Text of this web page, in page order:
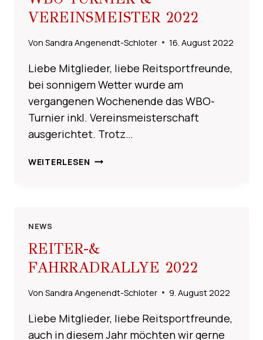
VEREINSMEISTER 2022
Von Sandra Angenendt-Schloter 16. August 2022
Liebe Mitglieder, liebe Reitsportfreunde,
bei sonnigem Wetter wurde am
vergangenen Wochenende das WBO-
Turnier inkl. Vereinsmeisterschaft
ausgerichtet. Trotz…
WEITERLESEN WBO
NEWS
REITER-&
FAHRRADRALLYE 2022
Von Sandra Angenendt-Schloter 9. August 2022
Liebe Mitglieder, liebe Reitsportfreunde,
auch in diesem Jahr möchten wir gerne